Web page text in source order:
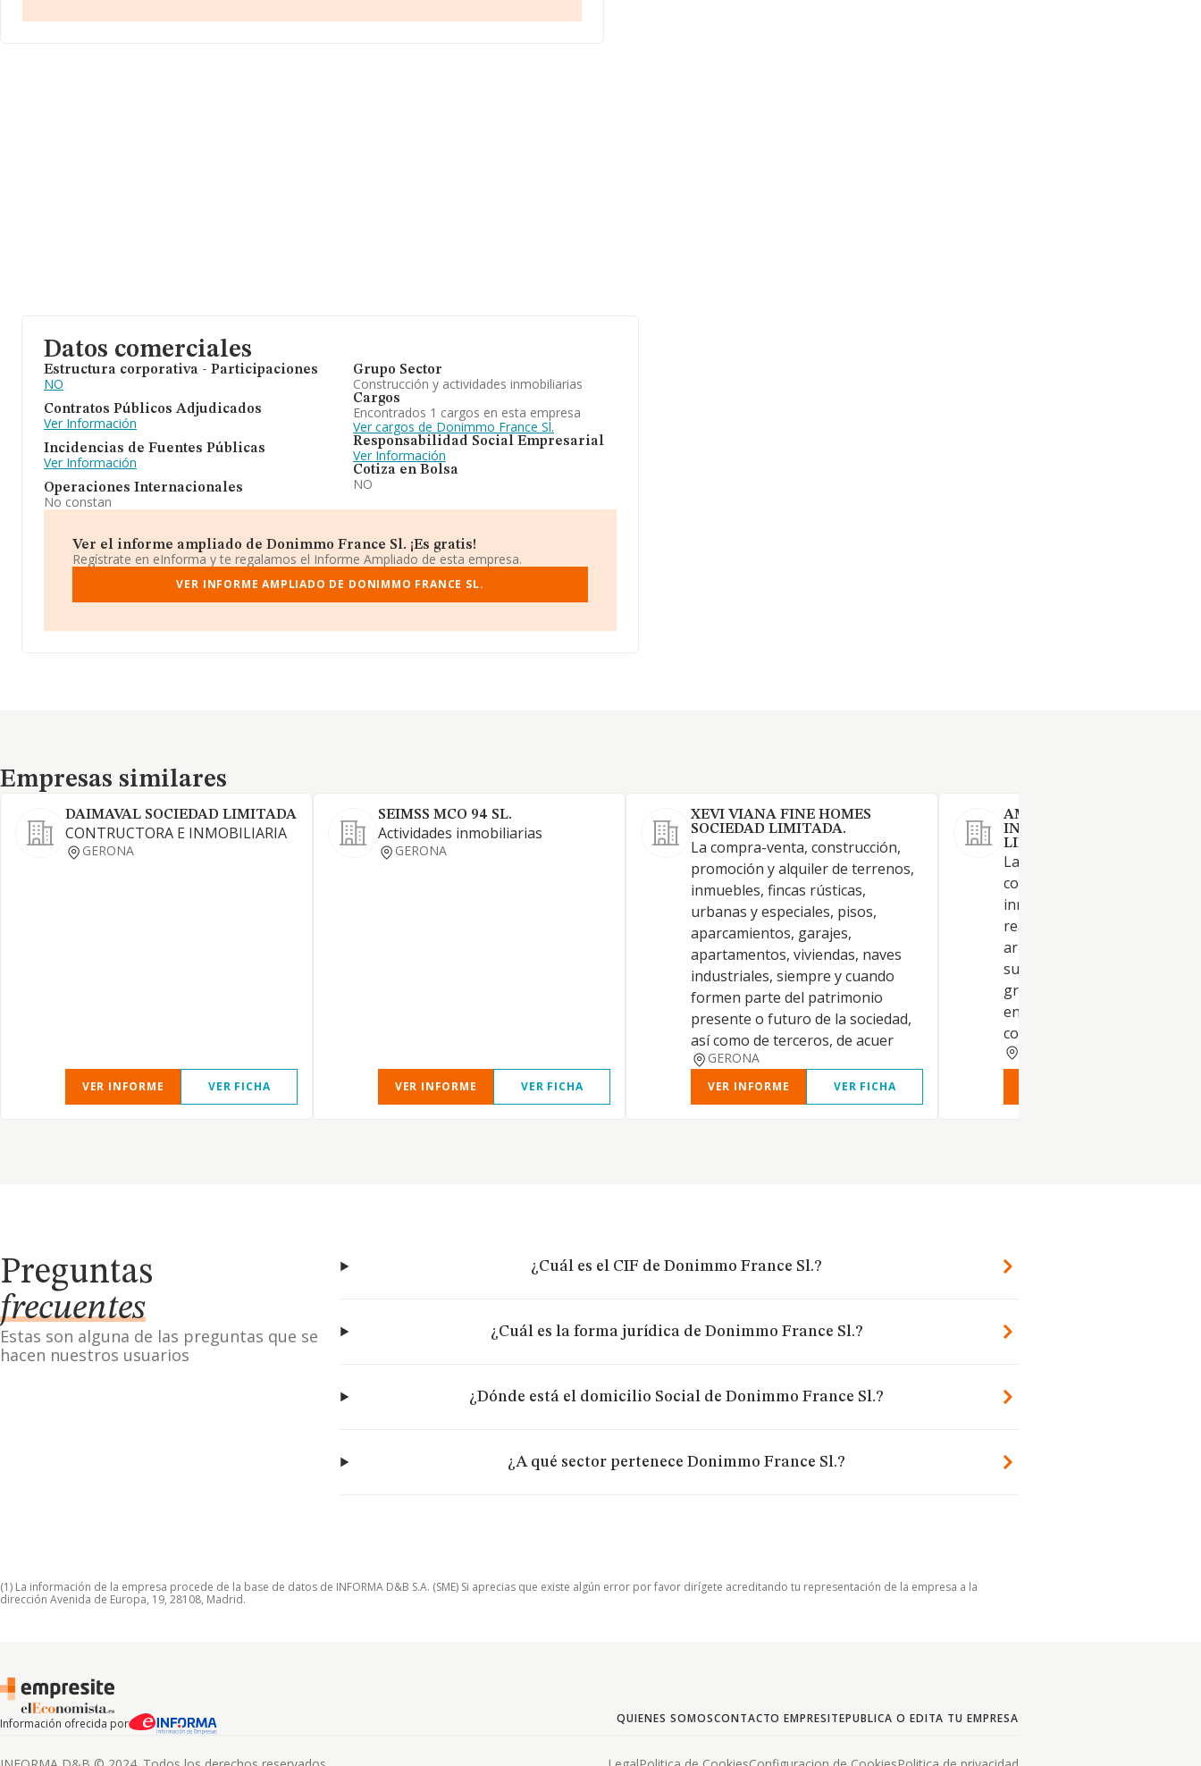
cuenta la información sobre Girona, en la base de datos INFORMA constan 1206 empresas, con
Datos comerciales
Estructura corporativa - Participaciones
NO
Contratos Públicos Adjudicados
Ver Información
Incidencias de Fuentes Públicas
Ver Información
Operaciones Internacionales
No constan
Grupo Sector
Construcción y actividades inmobiliarias
Cargos
Encontrados 1 cargos en esta empresa
Ver cargos de Donimmo France Sl.
Responsabilidad Social Empresarial
Ver Información
Cotiza en Bolsa
NO
Ver el informe ampliado de Donimmo France Sl. ¡Es gratis!
Regístrate en eInforma y te regalamos el Informe Ampliado de esta empresa.
VER INFORME AMPLIADO DE DONIMMO FRANCE SL.
Empresas similares
Empresas similares
DAIMAVAL SOCIEDAD LIMITADA
CONTRUCTORA E INMOBILIARIA
GERONA
VER INFORME VER FICHA
SEIMSS MCO 94 SL.
Actividades inmobiliarias
GERONA
VER INFORME VER FICHA
XEVI VIANA FINE HOMES
SOCIEDAD LIMITADA.
La compra-venta, construcción,
promoción y alquiler de terrenos,
inmuebles, fincas rústicas,
urbanas y especiales, pisos,
aparcamientos, garajes,
apartamentos, viviendas, naves
industriales, siempre y cuando
formen parte del patrimonio
presente o futuro de la sociedad,
así como de terceros, de acuer
GERONA
VER INFORME VER FICHA
AMPURDANESA DE
INMOBILIARIAS SOCIEDAD
LIMITADA
La Sociedad tiene por objeto
compraventa de bienes
inmuebles, incluidos
reales, su adquisición y
arrendamientos o
subarrendamiento, pudiendo
gravarlos, aportarlos y
en todo o en parte, la
construcción de edificios.
Preguntas
frecuentes
Estas son alguna de las preguntas que se
hacen nuestros usuarios
¿Cuál es el CIF de Donimmo France Sl.?
¿Cuál es la forma jurídica de Donimmo France Sl.?
¿Dónde está el domicilio Social de Donimmo France Sl.?
¿A qué sector pertenece Donimmo France Sl.?
(1) La información de la empresa procede de la base de datos de INFORMA D&B S.A. (SME) Si aprecias que existe algún error por favor dirígete acreditando tu representación de la empresa a la
dirección Avenida de Europa, 19, 28108, Madrid.
Información ofrecida por QUIENES SOMOSCONTACTO EMPRESITEPUBLICA O EDITA TU EMPRESA